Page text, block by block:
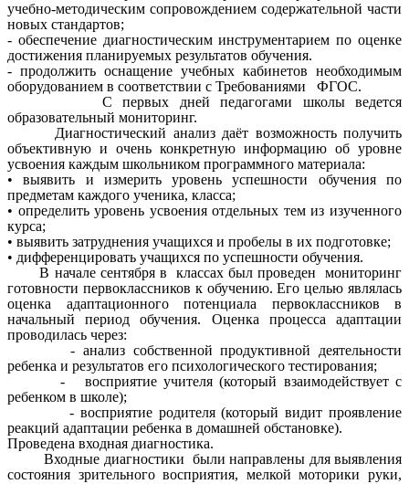
учебно-методическим сопровождением содержательной части
новых стандартов;
- обеспечение диагностическим инструментарием по оценке
достижения планируемых результатов обучения.
- продолжить оснащение учебных кабинетов необходимым
оборудованием в соответствии с Требованиями ФГОС.
С первых дней педагогами школы ведется
образовательный мониторинг.
Диагностический анализ даёт возможность получить
объективную и очень конкретную информацию об уровне
усвоения каждым школьником программного материала:
• выявить и измерить уровень успешности обучения по
предметам каждого ученика, класса;
• определить уровень усвоения отдельных тем из изученного
курса;
• выявить затруднения учащихся и пробелы в их подготовке;
• дифференцировать учащихся по успешности обучения.
В начале сентября в классах был проведен мониторинг
готовности первоклассников к обучению. Его целью являлась
оценка адаптационного потенциала первоклассников в
начальный период обучения. Оценка процесса адаптации
проводилась через:
- анализ собственной продуктивной деятельности
ребенка и результатов его психологического тестирования;
- восприятие учителя (который взаимодействует с
ребенком в школе);
- восприятие родителя (который видит проявление
реакций адаптации ребенка в домашней обстановке).
Проведена входная диагностика.
Входные диагностики были направлены для выявления
состояния зрительного восприятия, мелкой моторики руки,